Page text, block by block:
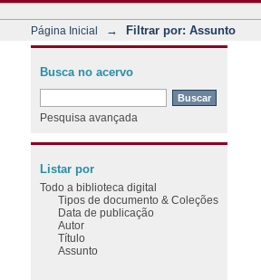
Página Inicial → Filtrar por: Assunto
Busca no acervo
Pesquisa avançada
Listar por
Todo a biblioteca digital
Tipos de documento & Coleções
Data de publicação
Autor
Título
Assunto